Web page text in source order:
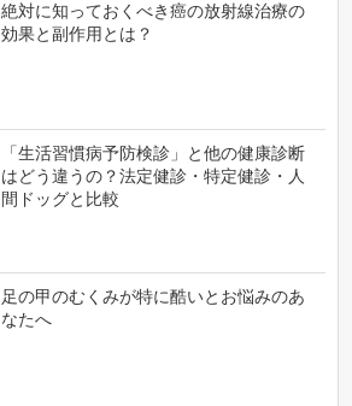
絶対に知っておくべき癌の放射線治療の
効果と副作用とは？
「生活習慣病予防検診」と他の健康診断
はどう違うの？法定健診・特定健診・人
間ドッグと比較
足の甲のむくみが特に酷いとお悩みのあ
なたへ